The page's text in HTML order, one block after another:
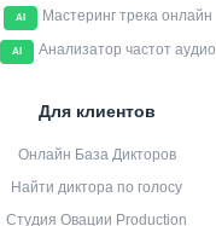
AI Мастеринг трека онлайн
AI Анализатор частот аудио
Для клиентов
Онлайн База Дикторов
Найти диктора по голосу
Студия Овации Production